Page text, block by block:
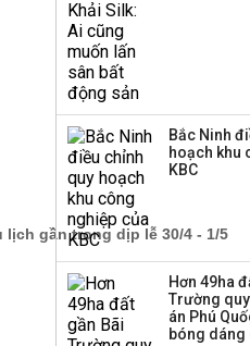
Bắc Ninh
hoạch khu
KBC
Hơn 49ha
Trường
án Phú
bóng dáng